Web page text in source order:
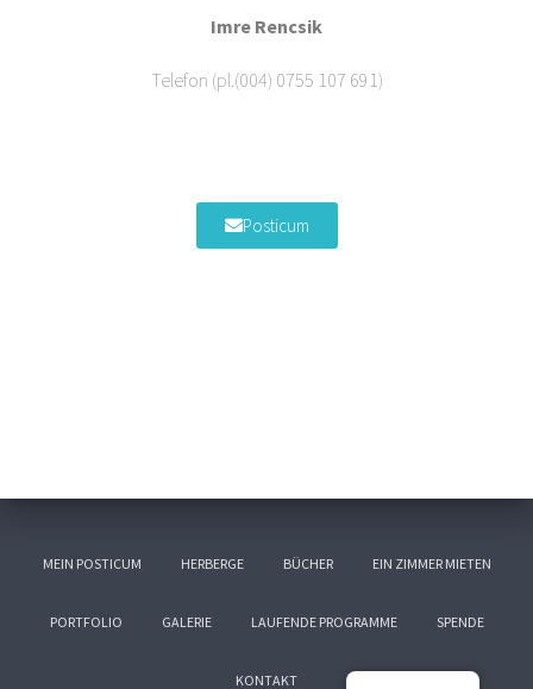
Imre Rencsik
Telefon (pl.(004) 0755 107 691)
Posticum
MEIN POSTICUM HERBERGE BÜCHER EIN ZIMMER MIETEN
PORTFOLIO GALERIE LAUFENDE PROGRAMME SPENDE
KONTAKT